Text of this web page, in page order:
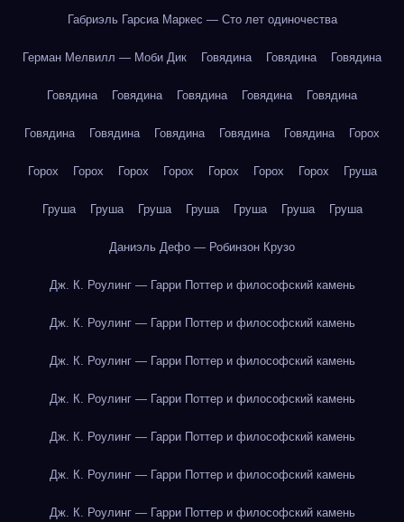
Габриэль Гарсиа Маркес — Сто лет одиночества
Герман Мелвилл — Моби Дик Говядина Говядина Говядина
Говядина Говядина Говядина Говядина Говядина
Говядина Говядина Говядина Говядина Говядина Горох
Горох Горох Горох Горох Горох Горох Горох Груша
Груша Груша Груша Груша Груша Груша Груша
Даниэль Дефо — Робинзон Крузо
Дж. К. Роулинг — Гарри Поттер и философский камень
Дж. К. Роулинг — Гарри Поттер и философский камень
Дж. К. Роулинг — Гарри Поттер и философский камень
Дж. К. Роулинг — Гарри Поттер и философский камень
Дж. К. Роулинг — Гарри Поттер и философский камень
Дж. К. Роулинг — Гарри Поттер и философский камень
Дж. К. Роулинг — Гарри Поттер и философский камень